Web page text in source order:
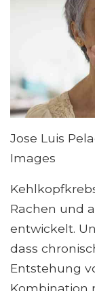
Jose Luis
Images
Rachen und
entwickelt.
dass
Entstehung
Kombination